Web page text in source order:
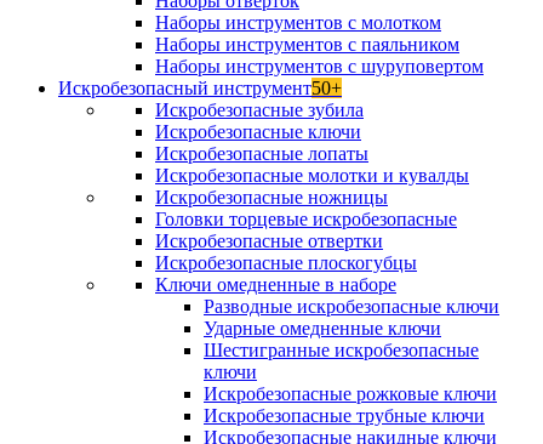
Наборы инструментов с молотком
Наборы инструментов с паяльником
Наборы инструментов с шуруповертом
Искробезопасный инструмент50+
Искробезопасные зубила
Искробезопасные ключи
Искробезопасные лопаты
Искробезопасные молотки и кувалды
Искробезопасные ножницы
Головки торцевые искробезопасные
Искробезопасные отвертки
Искробезопасные плоскогубцы
Ключи омедненные в наборе
Разводные искробезопасные ключи
Ударные омедненные ключи
Шестигранные искробезопасные
ключи
Искробезопасные рожковые ключи
Искробезопасные трубные ключи
Искробезопасные накидные ключи